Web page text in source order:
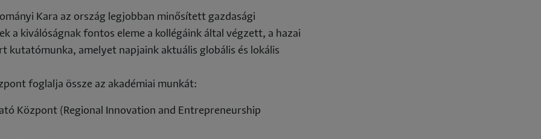
Kara az ország legjobban minősített gazdasági
a kiválóságnak fontos eleme a kollégáink által végzett, a hazai
kutatómunka, amelyet napjaink aktuális globális és lokális
foglalja össze az akadémiai munkát:
Központ (Regional Innovation and Entrepreneurship